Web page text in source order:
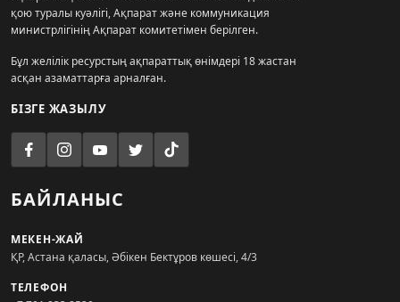
қою туралы куәлігі, Ақпарат және коммуникация
министрлігінің Ақпарат комитетімен берілген.
Бұл желілік ресурстың ақпараттық өнімдері 18 жастан
асқан азаматтарға арналған.
БІЗГЕ ЖАЗЫЛУ
БАЙЛАНЫС
МЕКЕН-ЖАЙ
ҚР, Астана қаласы, Әбікен Бектұров көшесі, 4/3
ТЕЛЕФОН